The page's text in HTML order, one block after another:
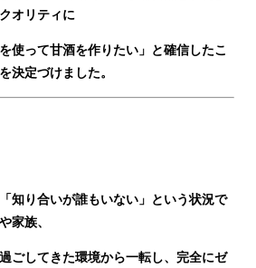
オリティに
使って甘酒を作りたい」と確信したこ
決定づけました。
知り合いが誰もいない」という状況で
家族、
ごしてきた環境から一転し、完全にゼ